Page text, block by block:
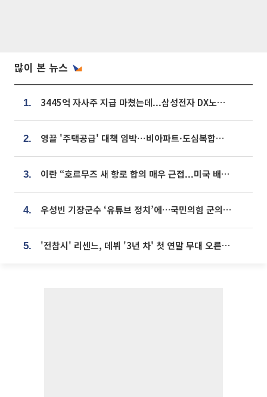
많이 본 뉴스
1. 3445억 자사주 지급 마쳤는데...삼성전자 DX노조, 뒤늦은 '떼쓰기 집회'
2. 영끌 '주택공급' 대책 임박⋯비아파트·도심복합까지 총동원
3. 이란 “호르무즈 새 항로 합의 매우 근접...미국 배상 먼저”
4. 우성빈 기장군수 ‘유튜브 정치’에…국민의힘 군의원들 집단 반발
5. '전참시' 리센느, 데뷔 '3년 차' 첫 연말 무대 오른다⋯"그동안 섭외 안 와"